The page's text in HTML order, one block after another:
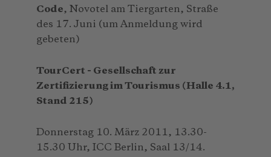
Code, Novotel am Tiergarten, Straße
des 17. Juni (um Anmeldung wird
gebeten)
TourCert - Gesellschaft zur
Zertifizierung im Tourismus (Halle 4.1,
Stand 215)
Donnerstag 10. März 2011, 13.30-
15.30 Uhr, ICC Berlin, Saal 13/14.